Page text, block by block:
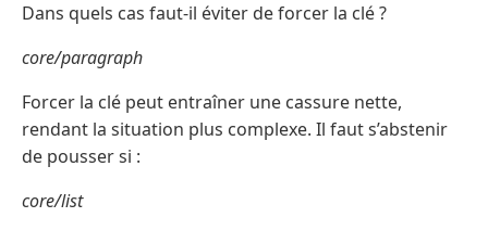
Dans quels cas faut-il éviter de forcer la clé ?
core/paragraph
Forcer la clé peut entraîner une cassure nette,
rendant la situation plus complexe. Il faut s’abstenir
de pousser si :
core/list